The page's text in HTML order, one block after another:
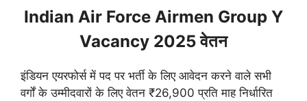
Indian Air Force Airmen Group Y
Vacancy 2025 वेतन
इंडियन एयरफोर्स में पद पर भर्ती के लिए आवेदन करने वाले सभी
वर्गों के उम्मीदवारों के लिए वेतन ₹26,900 प्रति माह निर्धारित